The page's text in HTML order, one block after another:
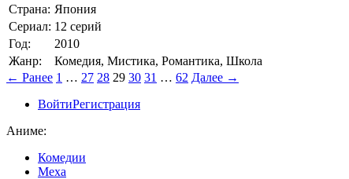
Страна: Япония
Сериал: 12 серий
Год:
2010
Жанр:
Комедия, Мистика, Романтика, Школа
← Ранее 1 … 27 28 29 30 31 … 62 Далее →
ВойтиРегистрация
Аниме:
Комедии
Меха